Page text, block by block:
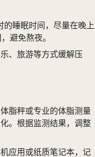
的睡眠时间，尽量在晚上
避免熬夜。
、旅游等方式缓解压
脂秤或专业的体脂测量
。根据监测结果，调整
应用或纸质笔记本，记